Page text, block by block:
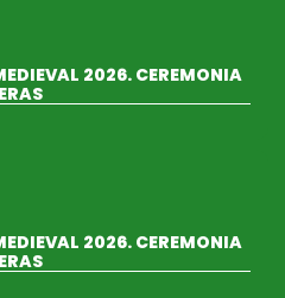
2026. CEREMONIA
2026. CEREMONIA